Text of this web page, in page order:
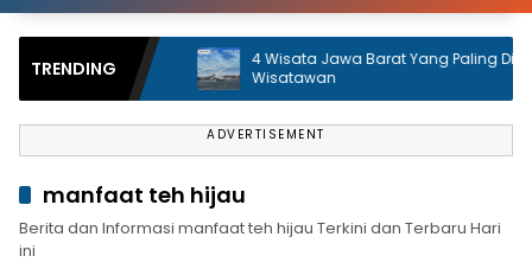
TRENDING
Unik
4 Wisata Jawa Barat Yang Paling Dicari
Wisatawan
ADVERTISEMENT
manfaat teh hijau
Berita dan Informasi manfaat teh hijau Terkini dan Terbaru Hari
ini